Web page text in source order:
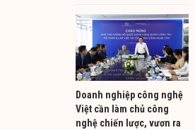
Doanh nghiệp công nghệ
Việt cần làm chủ công
nghệ chiến lược, vươn ra